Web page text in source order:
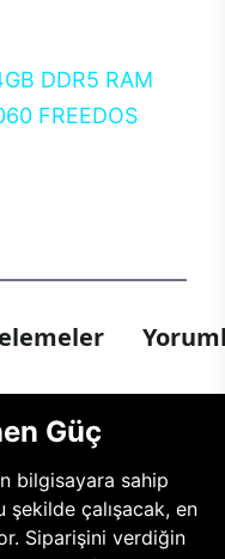
DDR5 RAM
FREEDOS
Güç
bilgisayara sahip
çalışacak, en
Siparişini verdiğin